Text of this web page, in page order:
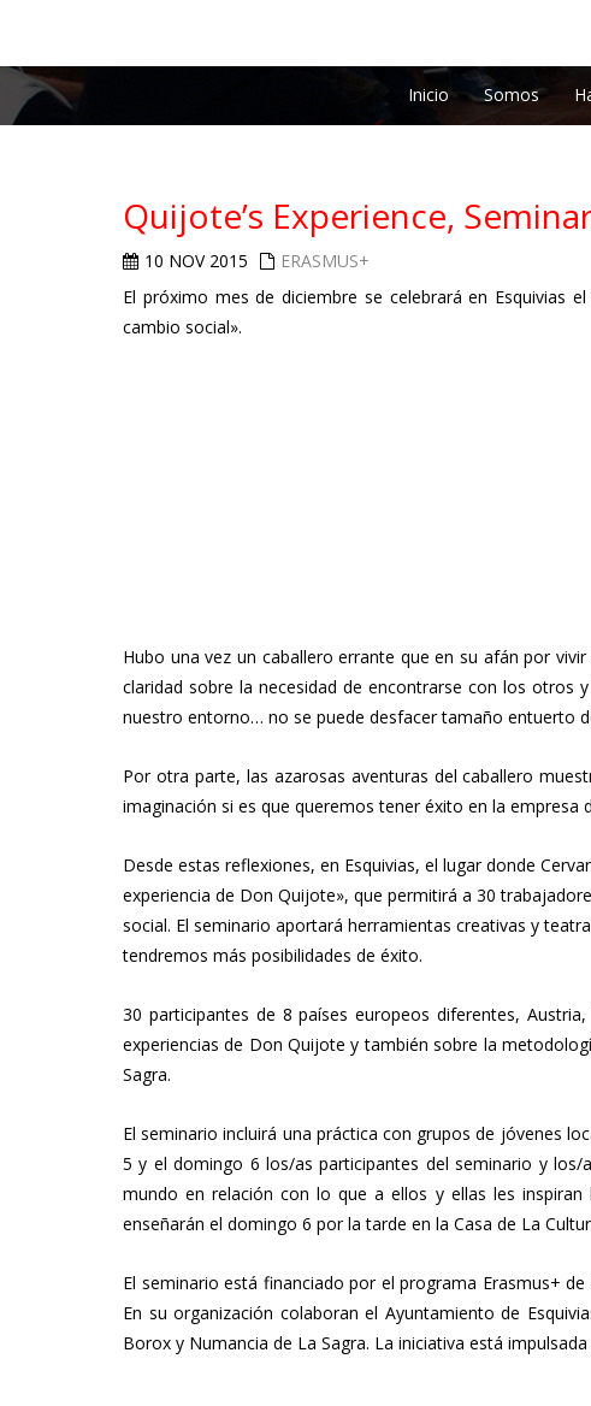
Inicio Somos
Quijote’s Experience,
10 NOV 2015
ERASMUS+
El próximo mes de diciembre se celebrará en Esquivias
cambio social».
Hubo una vez un caballero errante que en su afán por
claridad sobre la necesidad de encontrarse con los otros
nuestro entorno… no se puede desfacer tamaño entuerto
Por otra parte, las azarosas aventuras del caballero
imaginación si es que queremos tener éxito en la
Desde estas reflexiones, en Esquivias, el lugar donde
experiencia de Don Quijote», que permitirá a 30
social. El seminario aportará herramientas creativas y
tendremos más posibilidades de éxito.
30 participantes de 8 países europeos diferentes,
experiencias de Don Quijote y también sobre la
Sagra.
El seminario incluirá una práctica con grupos de jóvenes
5 y el domingo 6 los/as participantes del seminario y
mundo en relación con lo que a ellos y ellas les
enseñarán el domingo 6 por la tarde en la Casa de La
El seminario está financiado por el programa Erasmus+
En su organización colaboran el Ayuntamiento de
Borox y Numancia de La Sagra. La iniciativa está